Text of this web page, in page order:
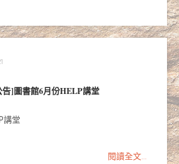
告]圖書館6月份HELP講堂
講堂
閱讀全文...